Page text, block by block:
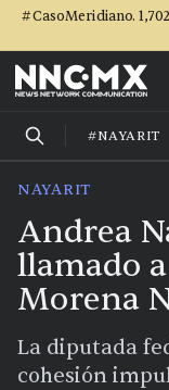
#CasoMeridiano.
#NAYARIT
NAYARIT
Andrea
llamado
Morena
La diputada
cohesión